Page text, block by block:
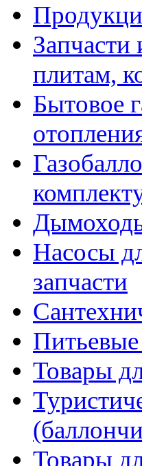
плитам,
Бытовое
Насосы
запчасти
Товары
Товары